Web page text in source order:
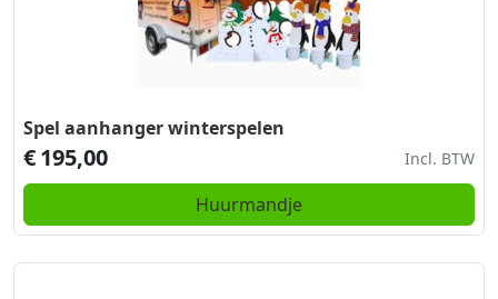
Spel aanhanger winterspelen
€195,00 Incl. BTW
Huurmandje